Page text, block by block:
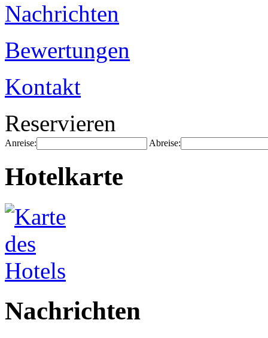
Nachrichten
Bewertungen
Kontakt
Reservieren
Anreise: Abreise:
Hotelkarte
Nachrichten